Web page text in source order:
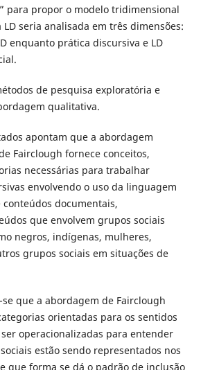
para propor o modelo tridimensional
seria analisada em três dimensões:
enquanto prática discursiva e LD
de pesquisa exploratória e
qualitativa.
apontam que a abordagem
Fairclough fornece conceitos,
necessárias para trabalhar
envolvendo o uso da linguagem
documentais,
que envolvem grupos sociais
negros, indígenas, mulheres,
grupos sociais em situações de
se que a abordagem de Fairclough
orientadas para os sentidos
operacionalizadas para entender
estão sendo representados nos
que forma se dá o padrão de inclusão